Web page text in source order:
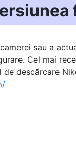
sau a
Cel mai
descărcare